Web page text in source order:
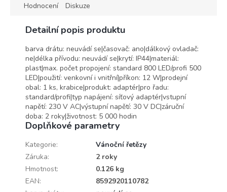
Hodnocení Diskuze
Detailní popis produktu
barva drátu: neuvádí se|časovač: ano|dálkový ovladač:
ne|délka přívodu: neuvádí se|krytí: IP44|materiál:
plast|max. počet propojení: standard 800 LED/profi 500
LED|použití: venkovní i vnitřní|příkon: 12 W|prodejní
obal: 1 ks, krabice|produkt: adaptér|pro řadu:
standard/profi|typ napájení: síťový adaptér|vstupní
napětí: 230 V AC|výstupní napětí: 30 V DC|záruční
doba: 2 roky|životnost: 5 000 hodin
Doplňkové parametry
Kategorie:
Vánoční řetězy
Záruka:
2 roky
Hmotnost:
0.126 kg
EAN:
8592920110782